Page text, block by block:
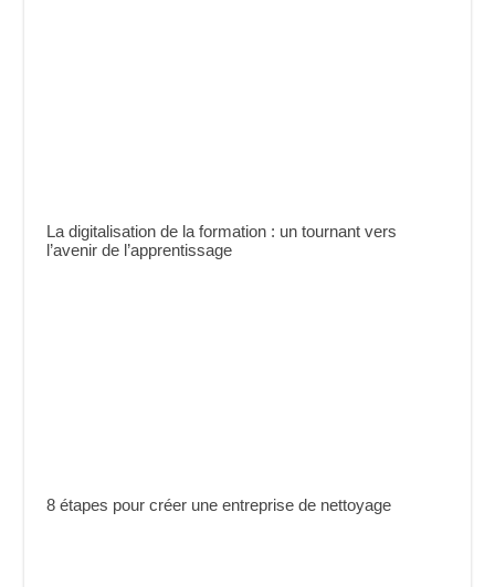
La digitalisation de la formation : un tournant vers
l’avenir de l’apprentissage
8 étapes pour créer une entreprise de nettoyage